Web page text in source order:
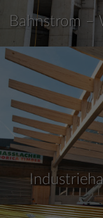
Bahnstrom –